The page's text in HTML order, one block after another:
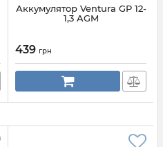
Аккумулятор Ventura GP 12-
1,3 AGM
439 грн